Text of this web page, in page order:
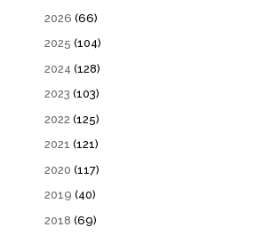
2026 (66)
2025 (104)
2024 (128)
2023 (103)
2022 (125)
2021 (121)
2020 (117)
2019 (40)
2018 (69)